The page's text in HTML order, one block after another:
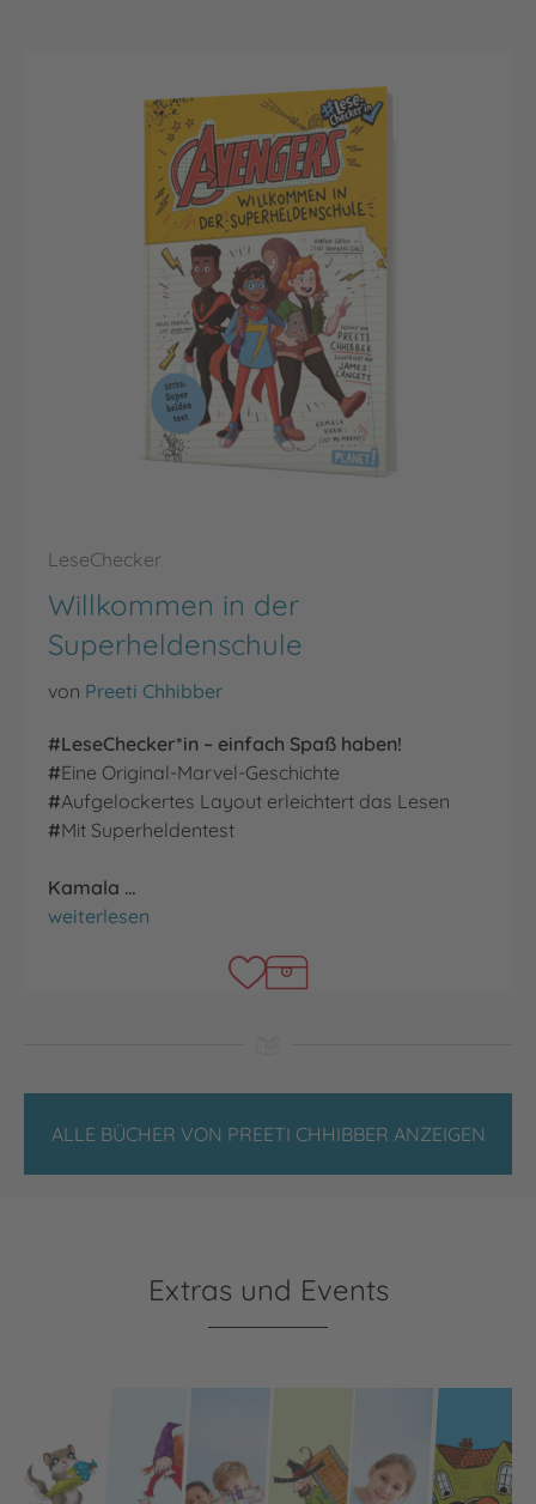
LeseChecker
Willkommen in der
Superheldenschule
von Preeti Chhibber
#LeseChecker*in – einfach Spaß haben!
#Eine Original-Marvel-Geschichte
#Aufgelockertes Layout erleichtert das Lesen
#Mit Superheldentest
Kamala …
Willkommen in der Superheldenschule
weiterlesen
ALLE BÜCHER VON PREETI CHHIBBER ANZEIGEN
Extras und Events